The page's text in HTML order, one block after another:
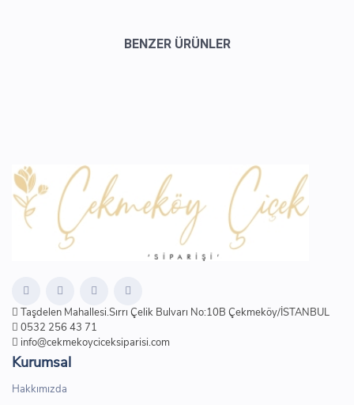
BENZER ÜRÜNLER
Taşdelen Mahallesi.Sırrı Çelik Bulvarı No:10B Çekmeköy/İSTANBUL
0532 256 43 71
info@cekmekoyciceksiparisi.com
Kurumsal
Hakkımızda